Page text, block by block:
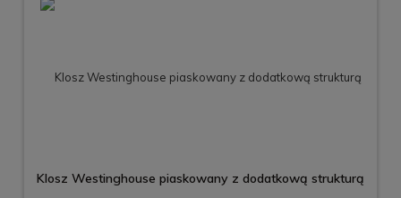
Klosz Westinghouse piaskowany z dodatkową strukturą